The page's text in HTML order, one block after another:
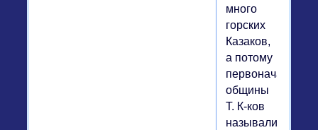
много
горских
Казаков,
а потому
первоначальные
общины
Т. К-ков
назывались